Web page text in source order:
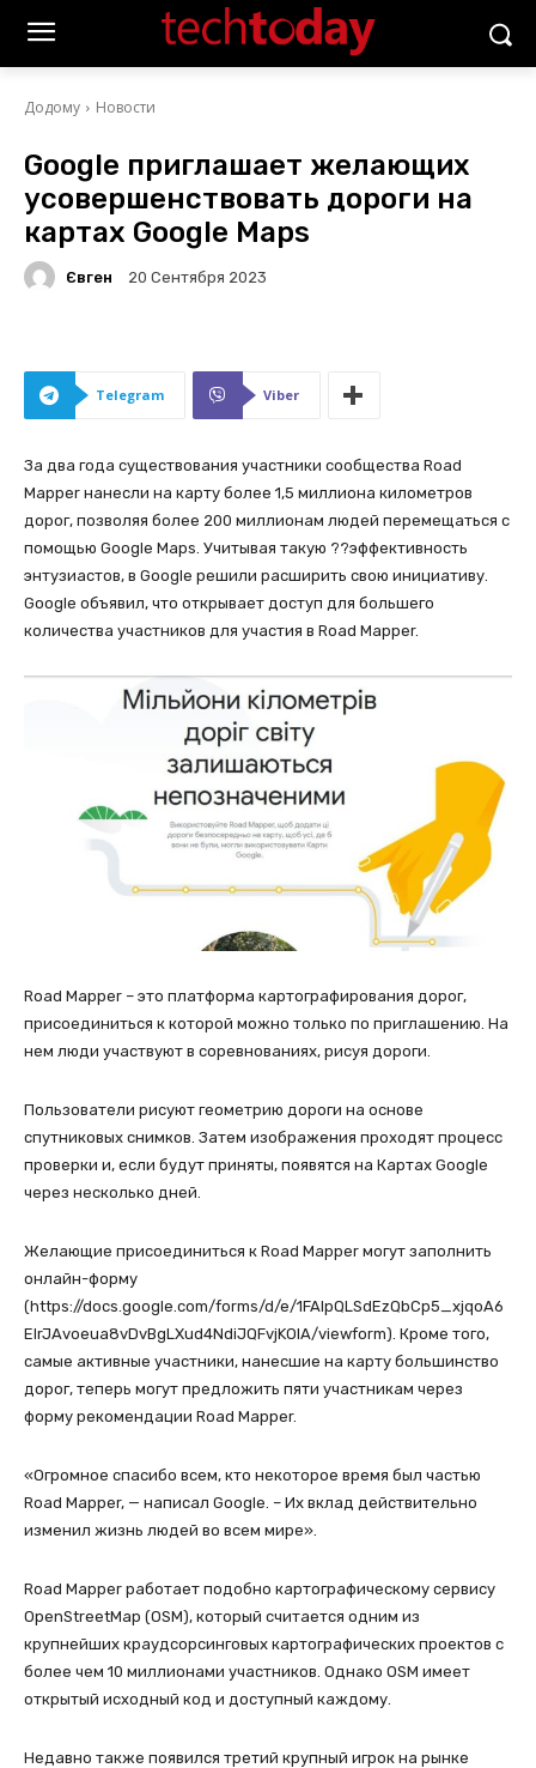
Додому Новости
Google приглашает желающих
усовершенствовать дороги на
картах Google Maps
Євген 20 Сентября 2023
Telegram Viber
За два года существования участники сообщества Road
Mapper нанесли на карту более 1,5 миллиона километров
дорог, позволяя более 200 миллионам людей перемещаться с
помощью Google Maps. Учитывая такую ??эффективность
энтузиастов, в Google решили расширить свою инициативу.
Google объявил, что открывает доступ для большего
количества участников для участия в Road Mapper.
Road Mapper – это платформа картографирования дорог,
присоединиться к которой можно только по приглашению. На
нем люди участвуют в соревнованиях, рисуя дороги.
Пользователи рисуют геометрию дороги на основе
спутниковых снимков. Затем изображения проходят процесс
проверки и, если будут приняты, появятся на Картах Google
через несколько дней.
Желающие присоединиться к Road Mapper могут заполнить
онлайн-форму
(https://docs.google.com/forms/d/e/1FAIpQLSdEzQbCp5_xjqoA6
EIrJAvoeua8vDvBgLXud4NdiJQFvjKOIA/viewform). Кроме того,
самые активные участники, нанесшие на карту большинство
дорог, теперь могут предложить пяти участникам через
форму рекомендации Road Mapper.
«Огромное спасибо всем, кто некоторое время был частью
Road Mapper, — написал Google. – Их вклад действительно
изменил жизнь людей во всем мире».
Road Mapper работает подобно картографическому сервису
OpenStreetMap (OSM), который считается одним из
крупнейших краудсорсинговых картографических проектов с
более чем 10 миллионами участников. Однако OSM имеет
открытый исходный код и доступный каждому.
Недавно также появился третий крупный игрок на рынке